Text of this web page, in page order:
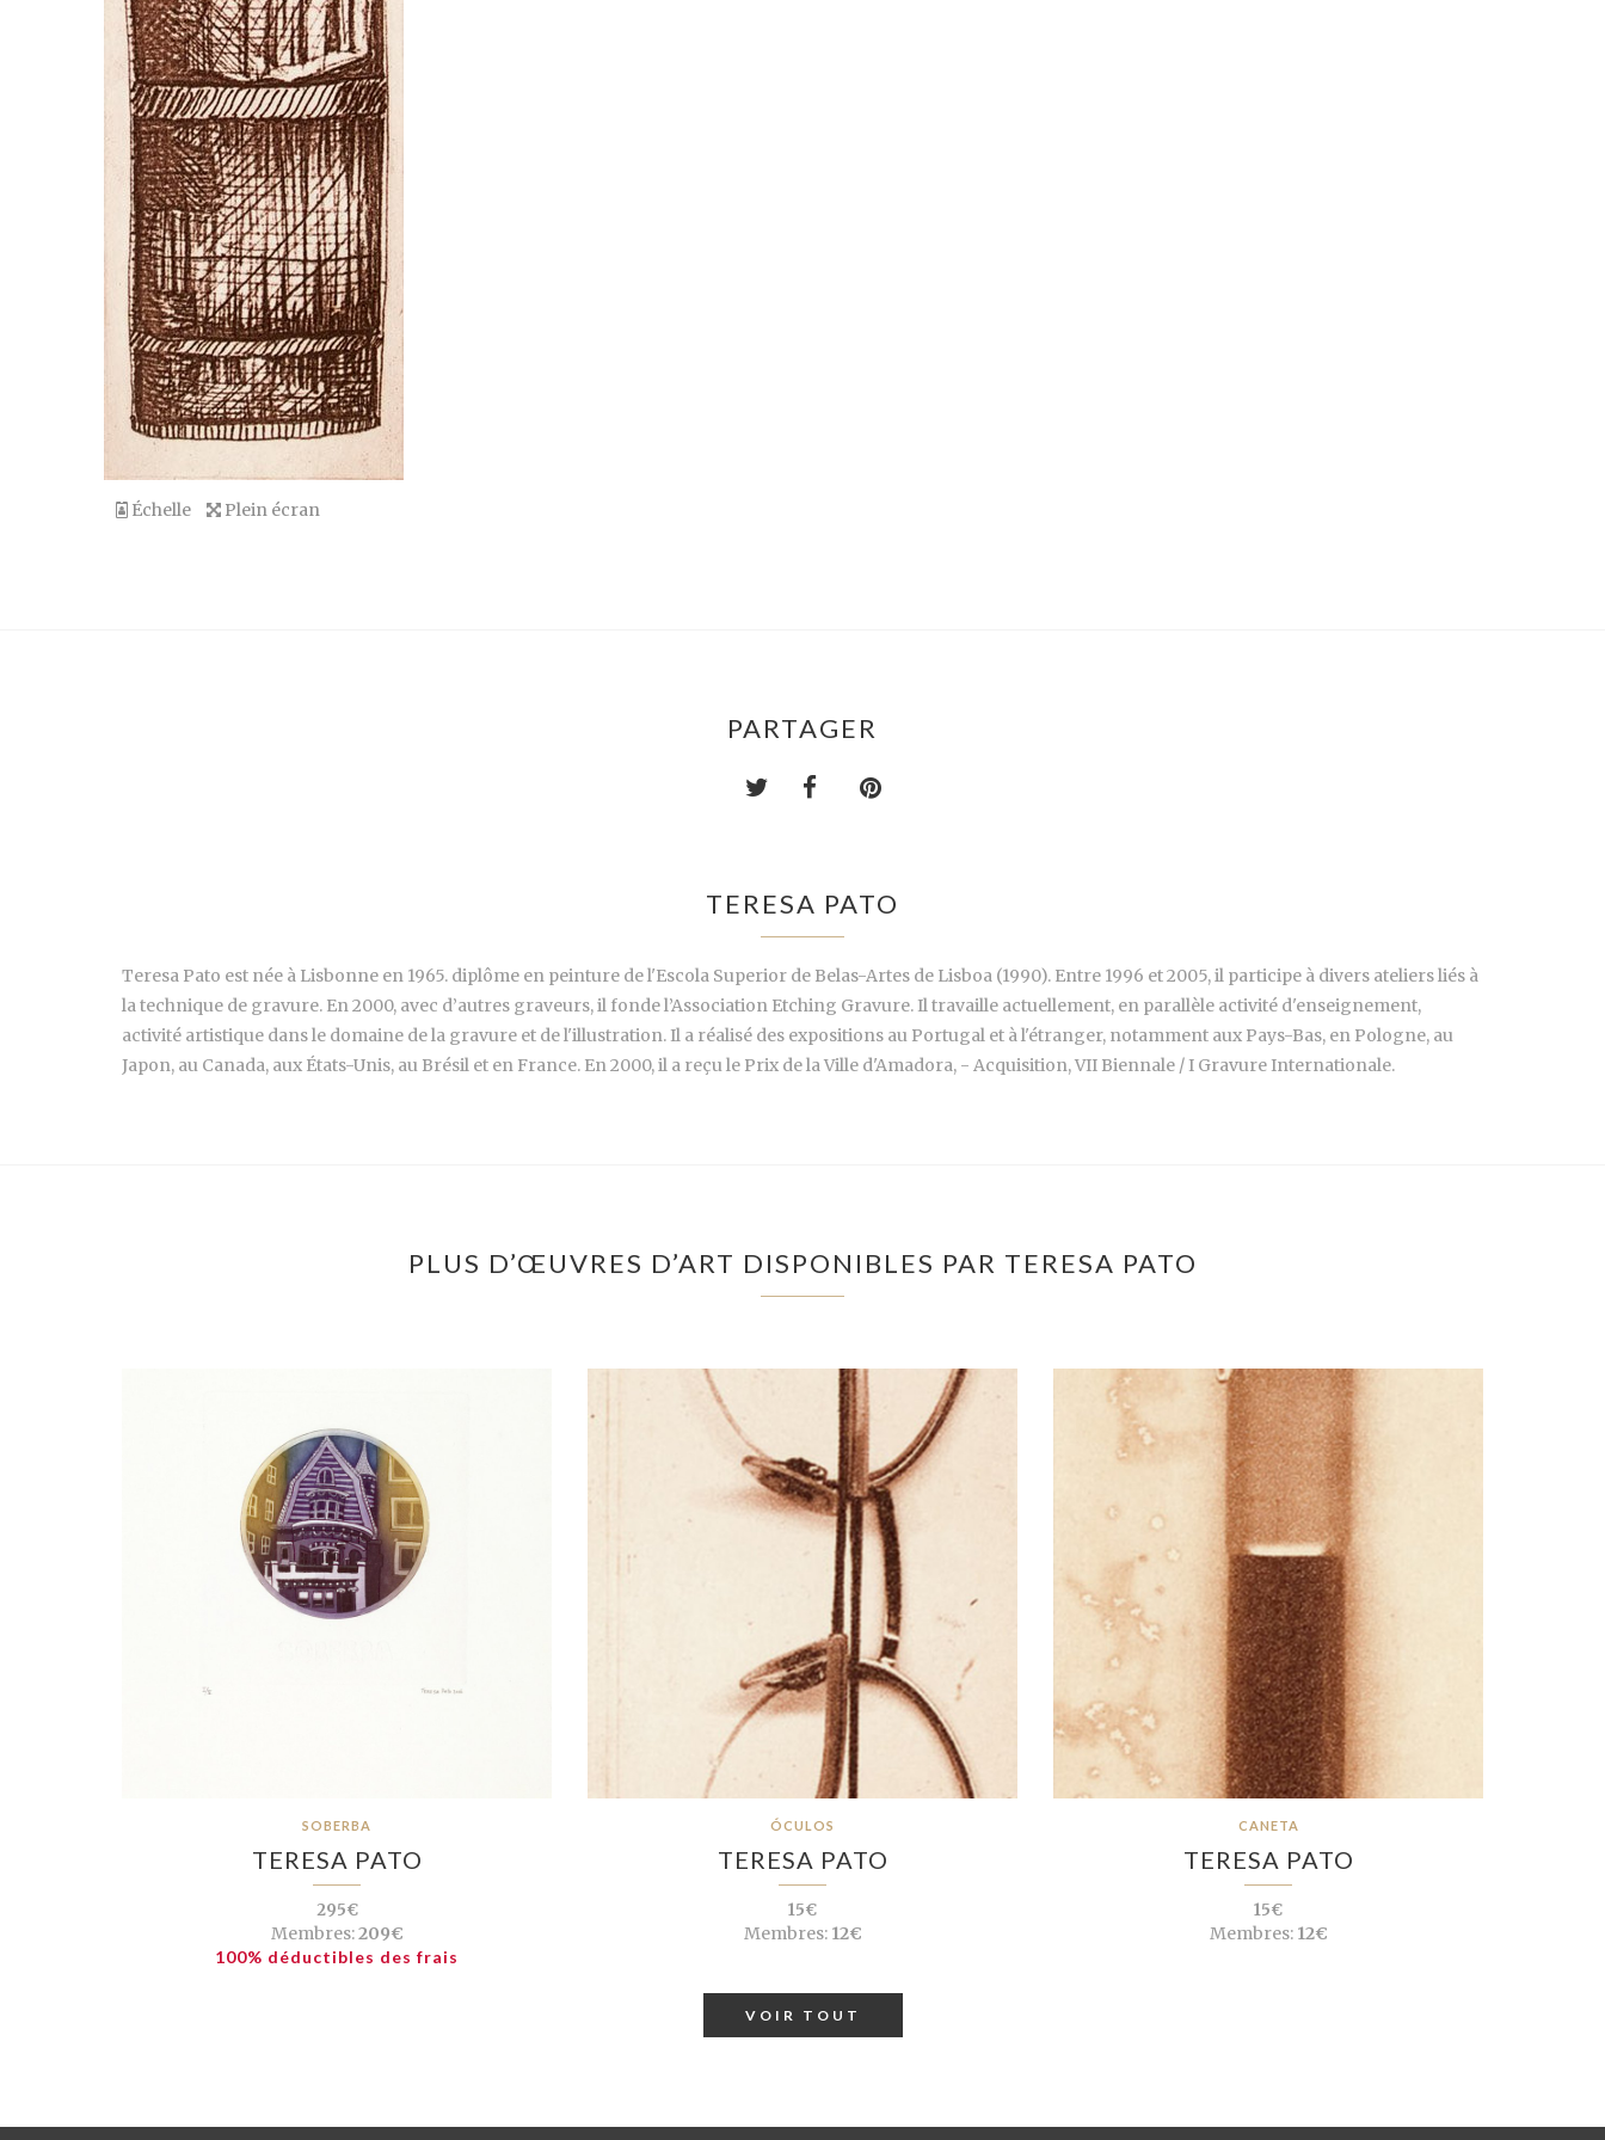
Échelle Plein écran
PARTAGER
TERESA PATO
Teresa Pato est née à Lisbonne en 1965. diplôme en peinture de l'Escola Superior de Belas-Artes de Lisboa (1990). Entre 1996 et 2005, il participe à divers ateliers liés à
la technique de gravure. En 2000, avec d’autres graveurs, il fonde l’Association Etching Gravure. Il travaille actuellement, en parallèle activité d'enseignement,
activité artistique dans le domaine de la gravure et de l'illustration. Il a réalisé des expositions au Portugal et à l'étranger, notamment aux Pays-Bas, en Pologne, au
Japon, au Canada, aux États-Unis, au Brésil et en France. En 2000, il a reçu le Prix de la Ville d'Amadora, - Acquisition, VII Biennale / I Gravure Internationale.
PLUS D’ŒUVRES D’ART DISPONIBLES PAR TERESA PATO
SOBERBA
TERESA PATO
295€
Membres:209€
100% déductibles des frais
ÓCULOS
TERESA PATO
15€
Membres:12€
CANETA
TERESA PATO
15€
Membres:12€
VOIR TOUT